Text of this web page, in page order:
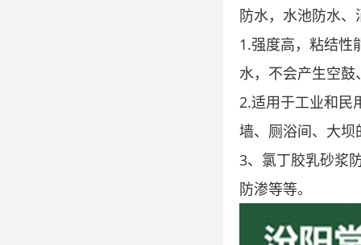
防水，水池防水
1.强度高，粘结性
水，不会产生空
2.适用于工业和民
墙、厕浴间、大
3、氯丁胶乳砂浆
防渗等等。